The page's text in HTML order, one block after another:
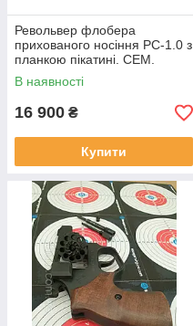
Револьвер флобера
прихованого носіння РС-1.0 з
планкою пікатині. СЕМ.
В наявності
16 900 ₴
Купити